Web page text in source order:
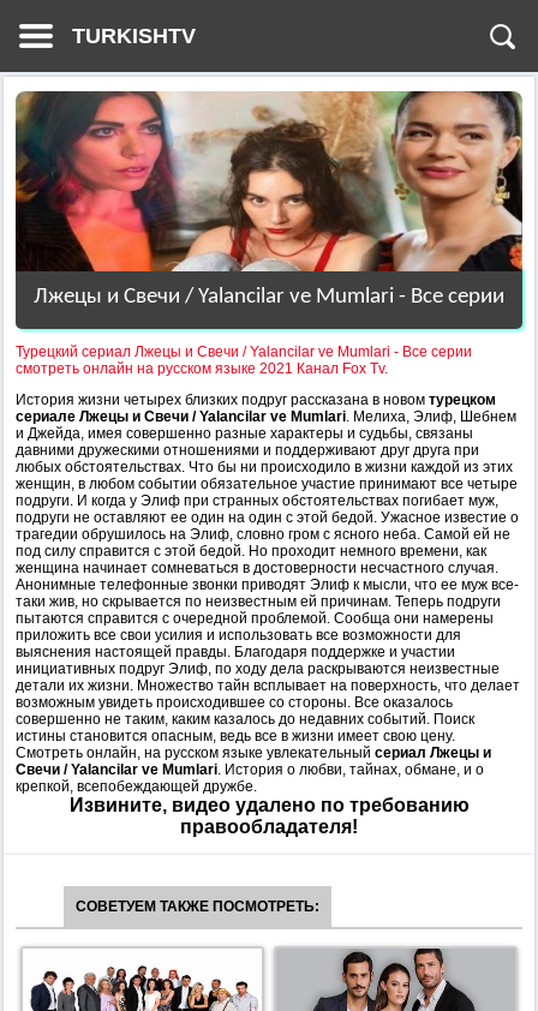
TURKISHTV
Лжецы и Свечи / Yalancilar ve Mumlari - Все серии
Турецкий сериал Лжецы и Свечи / Yalancilar ve Mumlari - Все серии
смотреть онлайн на русском языке 2021 Канал Fox Tv.
История жизни четырех близких подруг рассказана в новом турецком
сериале Лжецы и Свечи / Yalancilar ve Mumlari. Мелиха, Элиф, Шебнем
и Джейда, имея совершенно разные характеры и судьбы, связаны
давними дружескими отношениями и поддерживают друг друга при
любых обстоятельствах. Что бы ни происходило в жизни каждой из этих
женщин, в любом событии обязательное участие принимают все четыре
подруги. И когда у Элиф при странных обстоятельствах погибает муж,
подруги не оставляют ее один на один с этой бедой. Ужасное известие о
трагедии обрушилось на Элиф, словно гром с ясного неба. Самой ей не
под силу справится с этой бедой. Но проходит немного времени, как
женщина начинает сомневаться в достоверности несчастного случая.
Анонимные телефонные звонки приводят Элиф к мысли, что ее муж все-
таки жив, но скрывается по неизвестным ей причинам. Теперь подруги
пытаются справится с очередной проблемой. Сообща они намерены
приложить все свои усилия и использовать все возможности для
выяснения настоящей правды. Благодаря поддержке и участии
инициативных подруг Элиф, по ходу дела раскрываются неизвестные
детали их жизни. Множество тайн всплывает на поверхность, что делает
возможным увидеть происходившее со стороны. Все оказалось
совершенно не таким, каким казалось до недавних событий. Поиск
истины становится опасным, ведь все в жизни имеет свою цену.
Смотреть онлайн, на русском языке увлекательный сериал Лжецы и
Свечи / Yalancilar ve Mumlari. История о любви, тайнах, обмане, и о
крепкой, всепобеждающей дружбе.
Извините, видео удалено по требованию
правообладателя!
СОВЕТУЕМ ТАКЖЕ ПОСМОТРЕТЬ: